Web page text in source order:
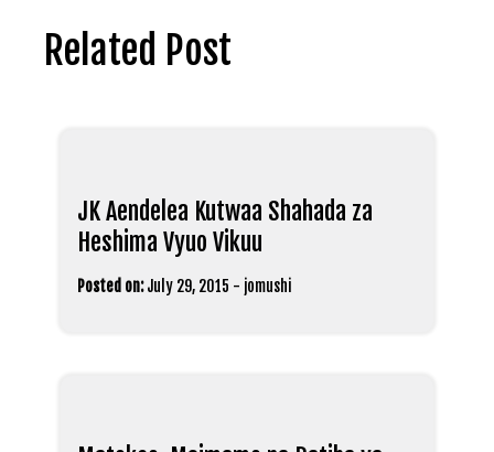
Related Post
JK Aendelea Kutwaa Shahada za
Heshima Vyuo Vikuu
Posted on: July 29, 2015 - jomushi